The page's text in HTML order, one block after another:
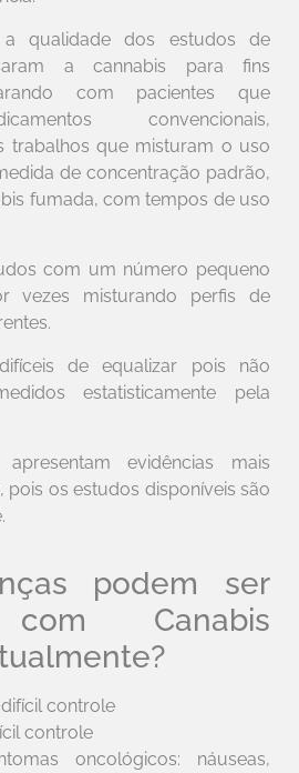
qualidade dos estudos de
a cannabis para fins
com pacientes que
convencionais,
trabalhos que misturam o uso
de concentração padrão,
fumada, com tempos de uso
com um número pequeno
vezes misturando perfis de
de equalizar pois não
estatisticamente pela
evidências mais
pois os estudos disponíveis são
podem ser
Canabis
controle
controle
oncológicos: náuseas,